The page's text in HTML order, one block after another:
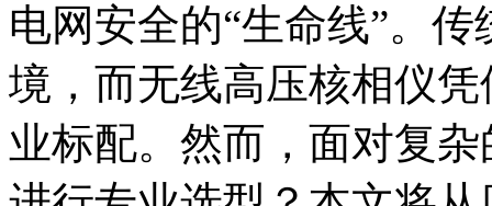
电网安全的“生命线”。
境，而无线高压核相仪
业标配。然而，面对复